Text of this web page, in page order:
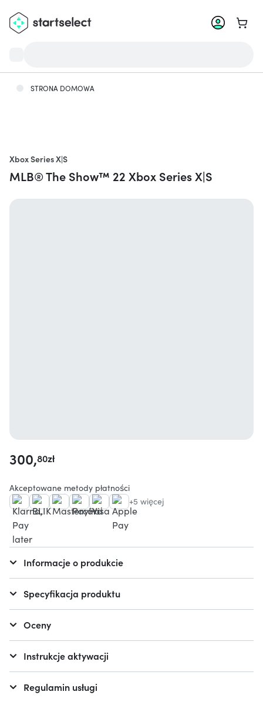
STRONA DOMOWA
Xbox Series X|S
MLB® The Show™ 22 Xbox Series X|S
300,80zł
Akceptowane metody płatności
+5 więcej
Informacje o produkcie
Specyfikacja produktu
Oceny
Instrukcje aktywacji
Regulamin usługi